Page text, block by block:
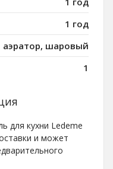
1 год
аэратор, шаровый
1
для кухни Ledeme
и может